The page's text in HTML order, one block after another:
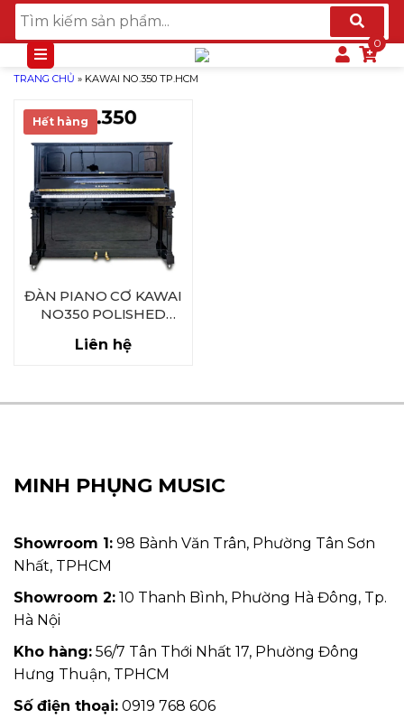
TRANG CHỦ » KAWAI NO.350 TP.HCM
Hết hàng
ĐÀN PIANO CƠ KAWAI
NO350 POLISHED
Liên hệ
MINH PHỤNG MUSIC
Showroom 1: 98 Bành Văn Trân, Phường Tân Sơn
Nhất, TPHCM
Showroom 2: 10 Thanh Bình, Phường Hà Đông, Tp.
Hà Nội
Kho hàng: 56/7 Tân Thới Nhất 17, Phường Đông
Hưng Thuận, TPHCM
Số điện thoại: 0919 768 606